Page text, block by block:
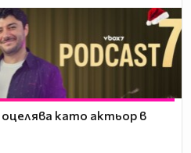
оцелява като актьор в